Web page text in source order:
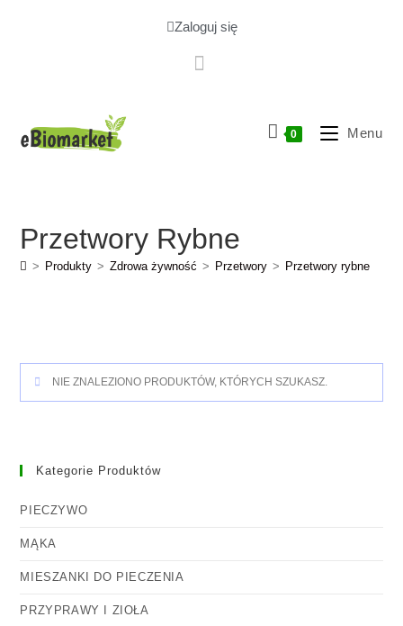
Zaloguj się
0 Menu
Przetwory Rybne
> Produkty > Zdrowa żywność > Przetwory > Przetwory rybne
NIE ZNALEZIONO PRODUKTÓW, KTÓRYCH SZUKASZ.
Kategorie Produktów
PIECZYWO
MĄKA
MIESZANKI DO PIECZENIA
PRZYPRAWY I ZIOŁA